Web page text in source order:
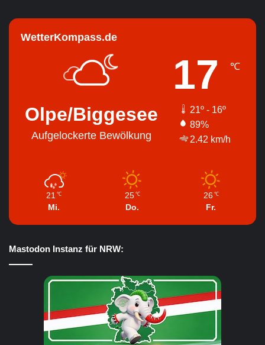
WetterKompass.de
Olpe/Biggesee
Aufgelockerte Bewölkung
17 ℃
21º - 16º
89%
2.42 km/h
21 ℃
Mi.
25 ℃
Do.
26 ℃
Fr.
Mastodon Instanz für NRW: